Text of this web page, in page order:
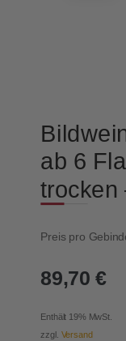
ab 6
trocken
Preis pro
89,70€
Enthält 19% MwSt.
zzgl. Versand